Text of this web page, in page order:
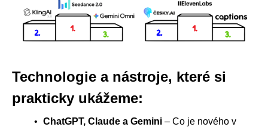
Technologie a nástroje, které si
prakticky ukážeme:
ChatGPT, Claude a Gemini– Co je nového v